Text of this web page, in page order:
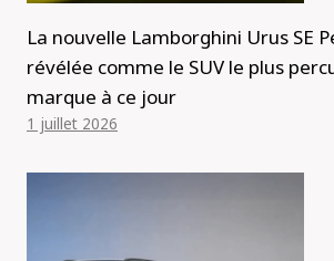
La nouvelle Lamborghini Urus SE
révélée comme le SUV le plus
marque à ce jour
1 juillet 2026